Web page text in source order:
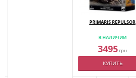
PRIMARIS REPULSOR
В НАЛИЧИИ
3495грн
КУПИТЬ